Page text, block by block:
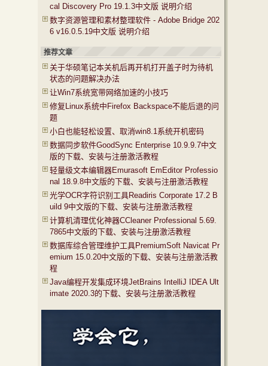
cal Discovery Pro 19.1.3中文版 说明介绍
数字资源管理和素材整理软件 - Adobe Bridge 202
6 v16.0.5.19中文版 说明介绍
推荐文章
关于华硕笔记本关机后再开机打开盖子时为待机
状态的问题解决办法
让Win7系统宽带网络加速的小技巧
修复Linux系统中Firefox Backspace不能后退的问
题
小白也能轻松设置、取消win8.1系统开机密码
数据同步软件GoodSync Enterprise 10.9.9.7中文
版的下载、安装与注册激活教程
轻量级文本编辑器Emurasoft EmEditor Professio
nal 18.9.8中文版的下载、安装与注册激活教程
光学OCR字符识别工具Readiris Corporate 17.2 B
uild 9中文版的下载、安装与注册激活教程
计算机清理优化神器CCleaner Professional 5.69.
7865中文版的下载、安装与注册激活教程
数据库综合管理维护工具PremiumSoft Navicat Pr
emium 15.0.20中文版的下载、安装与注册激活教
程
Java编程开发集成环境JetBrains IntelliJ IDEA Ult
imate 2020.3的下载、安装与注册激活教程